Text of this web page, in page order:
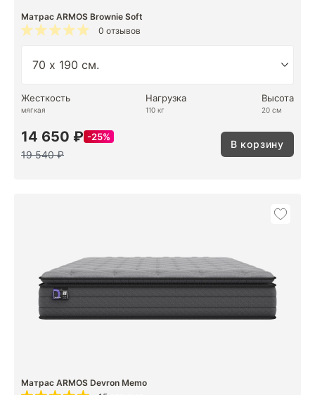
Матрас ARMOS Brownie Soft
0 отзывов
Жесткость
мягкая
Нагрузка
110 кг
Высота
20 см
14 650 ₽ 25%
19 540 ₽
В корзину
Матрас ARMOS Devron Memo